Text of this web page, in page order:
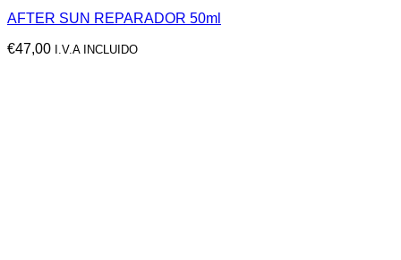
AFTER SUN REPARADOR 50ml
€47,00 I.V.A INCLUIDO